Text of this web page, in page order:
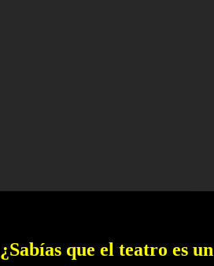
¿Sabías que el teatro es